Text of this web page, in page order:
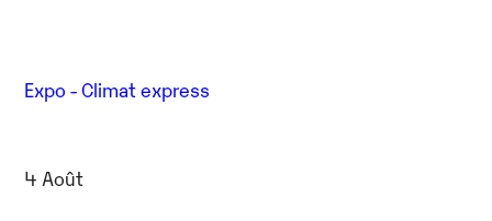
Expo - Climat express
4 Août